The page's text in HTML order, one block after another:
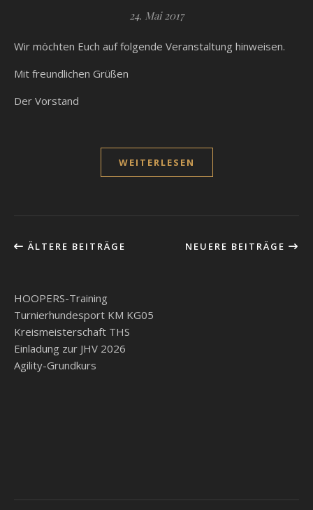
24. Mai 2017
Wir möchten Euch auf folgende Veranstaltung hinweisen.
Mit freundlichen Grüßen
Der Vorstand
WEITERLESEN
ÄLTERE BEITRÄGE NEUERE BEITRÄGE
HOOPERS-Training
Turnierhundesport KM KG05
Kreismeisterschaft THS
Einladung zur JHV 2026
Agility-Grundkurs